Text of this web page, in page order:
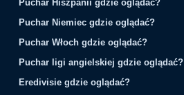
Puchar Hiszpanii gdzie oglądać?
Puchar Niemiec gdzie oglądać?
Puchar Włoch gdzie oglądać?
Puchar ligi angielskiej gdzie oglądać?
Eredivisie gdzie oglądać?